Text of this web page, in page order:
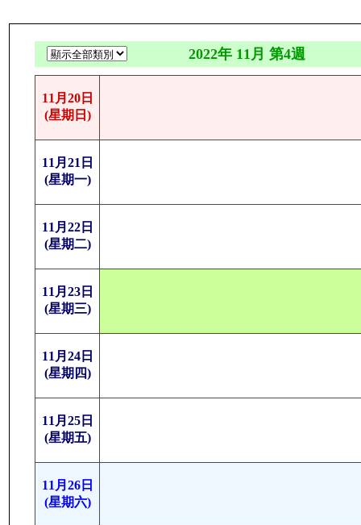
2022年 11月 第4週
11月20日
(星期日)
11月21日
(星期一)
11月22日
(星期二)
11月23日
(星期三)
11月24日
(星期四)
11月25日
(星期五)
11月26日
(星期六)